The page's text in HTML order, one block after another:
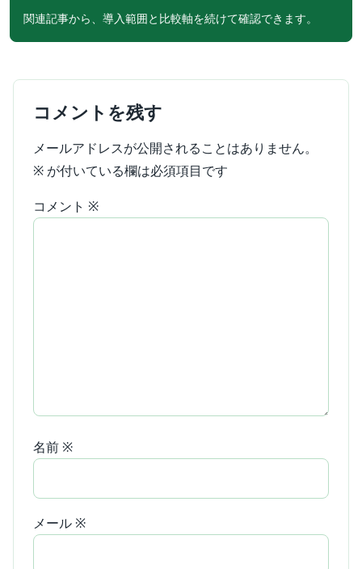
関連記事から、導入範囲と比較軸を続けて確認できます。
コメントを残す
メールアドレスが公開されることはありません。
※ が付いている欄は必須項目です
コメント ※
名前 ※
メール ※